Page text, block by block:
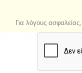
Για λόγους